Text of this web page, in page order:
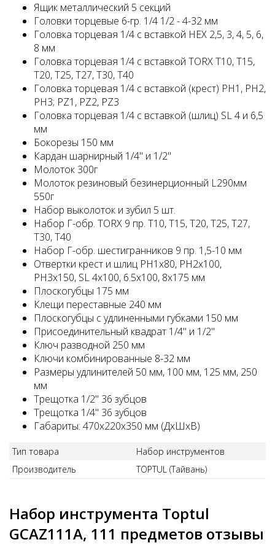
Ящик металлический 5 секций
Головки торцевые 6-гр. 1/4 1/2 - 4-32 мм
Головка торцевая 1/4 с вставкой HEX 2,5, 3, 4, 5, 6,
8 мм
Головка торцевая 1/4 с вставкой TORX T10, T15,
T20, T25, T27, T30, T40
Головка торцевая 1/4 с вставкой (крест) PH1, PH2,
PH3; PZ1, PZ2, PZ3
Головка торцевая 1/4 с вставкой (шлиц) SL 4 и 6,5
мм
Бокорезы 150 мм
Кардан шарнирный 1/4" и 1/2"
Молоток 300г
Молоток резиновый безинерционный L290мм
550г
Набор выколоток и зубил 5 шт.
Набор Г-обр. TORX 9 пр. T10, T15, T20, T25, T27,
T30, T40
Набор Г-обр. шестигранников 9 пр. 1,5-10 мм
Отвертки крест и шлиц PH1x80, PH2x100,
PH3x150, SL 4x100, 6.5x100, 8x175 мм
Плоскогубцы 175 мм
Клещи переставные 240 мм
Плоскогубцы с удлиненными губками 150 мм
Присоединительный квадрат 1/4" и 1/2"
Ключ разводной 250 мм
Ключи комбинированные 8-32 мм
Размеры удлинителей 50 мм, 100 мм, 125 мм, 250
мм
Трещотка 1/2" 36 зубцов
Трещотка 1/4" 36 зубцов
Габариты: 470x220x350 мм (ДхШхВ)
Тип товара
Набор инструментов
Производитель
TOPTUL (Тайвань)
Набор инструмента Toptul
GCAZ111A, 111 предметов отзывы